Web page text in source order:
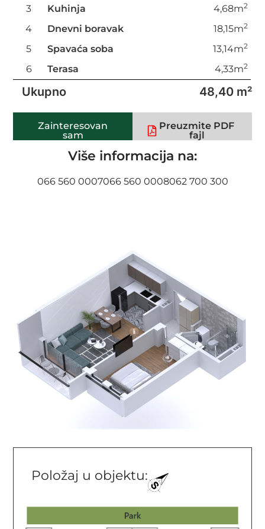
3 Kuhinja 4,68m2
4 Dnevni boravak 18,15m2
5 Spavaća soba 13,14m2
6 Terasa 4,33m2
Ukupno 48,40 m²
Zainteresovan
sam
Preuzmite PDF
fajl
Više informacija na:
066 560 0007066 560 0008062 700 300
Položaj u objektu: